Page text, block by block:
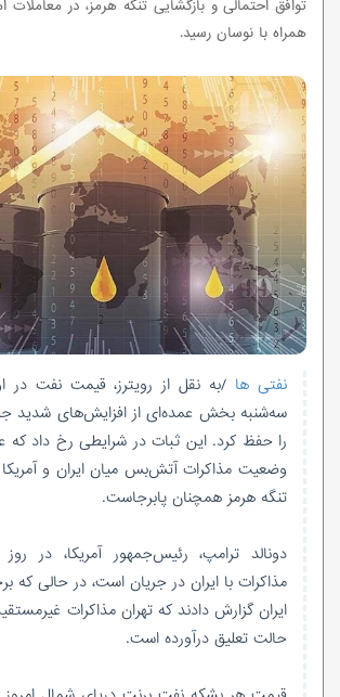
توافق احتمالی و بازگشایی تنگه هرمز، در معاملات
همراه با نوسان رسید.
نفتی ها /به نقل از رویترز، قیمت نفت در
سه‌شنبه بخش عمده‌ای از افزایش‌های شدید
را حفظ کرد. این ثبات در شرایطی رخ داد که
وضعیت مذاکرات آتش‌بس میان ایران و آمریکا
تنگه هرمز همچنان پابرجاست.
دونالد ترامپ، رئیس‌جمهور آمریکا، در
مذاکرات با ایران در جریان است، در حالی که
ایران گزارش دادند که تهران مذاکرات
حالت تعلیق درآورده است.